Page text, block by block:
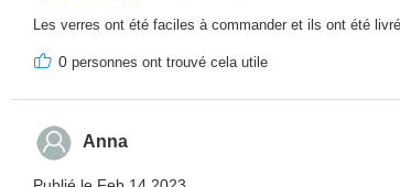
Les verres ont été faciles à commander et ils ont été
0 personnes ont trouvé cela utile
Anna